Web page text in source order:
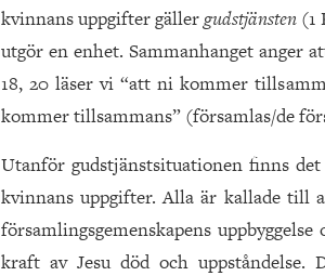
kvinnans uppgifter gällergudstjänsten (1
utgör en enhet. Sammanhanget anger
18, 20 läser vi “att ni kommer
kommer tillsammans” (församlas/de
Utanför gudstjänstsituationen finns
kvinnans uppgifter. Alla är kallade till
församlingsgemenskapens
kraft av Jesu död och